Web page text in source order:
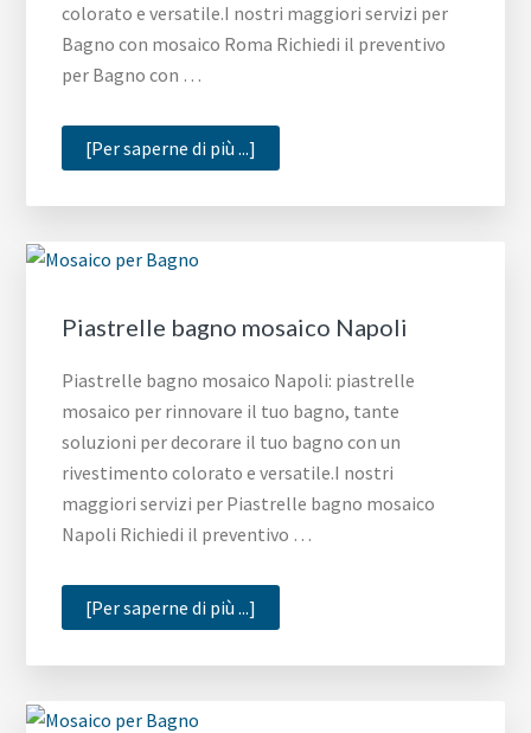
colorato e versatile.I nostri maggiori servizi per
Bagno con mosaico Roma Richiedi il preventivo
per Bagno con …
[Per saperne di più ...]
con
mosaico
Piastrelle bagno mosaico Napoli
Piastrelle bagno mosaico Napoli: piastrelle
mosaico per rinnovare il tuo bagno, tante
soluzioni per decorare il tuo bagno con un
rivestimento colorato e versatile.I nostri
maggiori servizi per Piastrelle bagno mosaico
Napoli Richiedi il preventivo …
[Per saperne di più ...]
bagno
mosaico